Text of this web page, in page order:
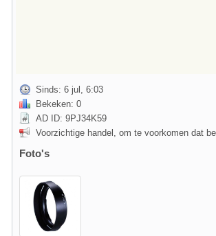
Sinds: 6 jul, 6:03
Bekeken: 0
AD ID: 9PJ34K59
Voorzichtige handel, om te voorkomen dat
Foto's